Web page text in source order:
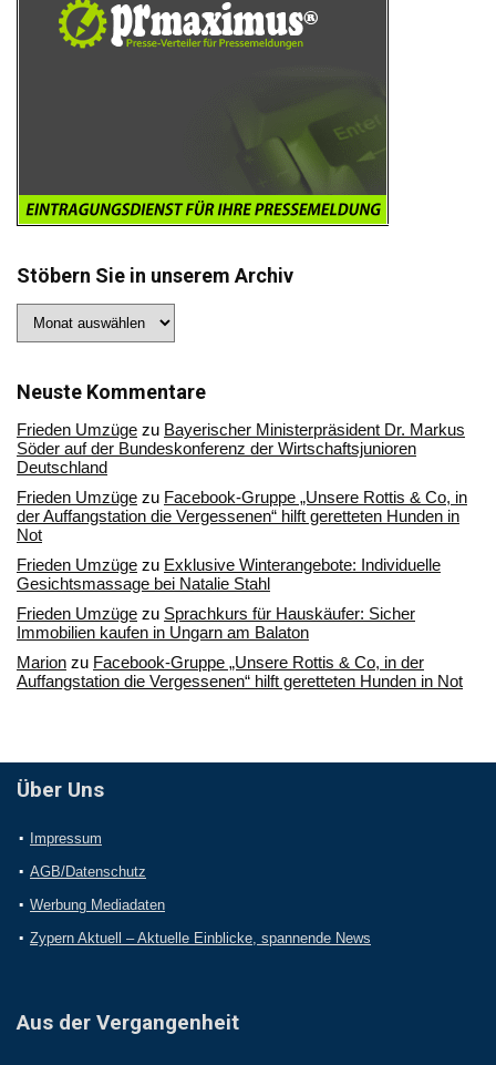
Stöbern Sie in unserem Archiv
Sie
Archiv
Neuste Kommentare
Frieden Umzüge zu Bayerischer Ministerpräsident Dr. Markus
Söder auf der Bundeskonferenz der Wirtschaftsjunioren
Deutschland
Frieden Umzüge zu Facebook-Gruppe „Unsere Rottis & Co, in
der Auffangstation die Vergessenen“ hilft geretteten Hunden in
Not
Frieden Umzüge zu Exklusive Winterangebote: Individuelle
Gesichtsmassage bei Natalie Stahl
Frieden Umzüge zu Sprachkurs für Hauskäufer: Sicher
Immobilien kaufen in Ungarn am Balaton
Marion zu Facebook-Gruppe „Unsere Rottis & Co, in der
Auffangstation die Vergessenen“ hilft geretteten Hunden in Not
Über Uns
Impressum
AGB/Datenschutz
Werbung Mediadaten
Zypern Aktuell – Aktuelle Einblicke, spannende News
Aus der Vergangenheit